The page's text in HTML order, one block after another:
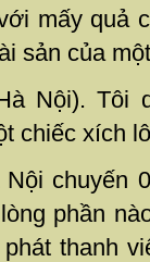
mấy quả
sản của
Nội). Tôi
chiếc xích
chuyến
phần
thanh